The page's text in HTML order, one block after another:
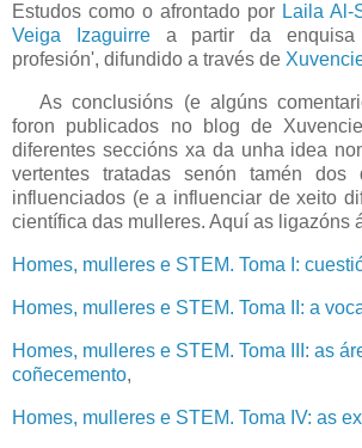
Estudos como o afrontado por Laila Al-
Veiga Izaguirrea partir da enquisa
profesión', difundido a través de
As conclusións (e algúns
foron publicados no blog de
diferentes seccións xa da unha idea
vertentes tratadas senón tamén dos
influenciados (e a influenciar de xeito
científica das mulleres. Aquí as ligazóns
Homes, mulleres e STEM. Toma I:
Homes, mulleres e STEM. Toma II: a
Homes, mulleres e STEM. Toma III: as
coñecemento,
Homes, mulleres e STEM. Toma IV: as